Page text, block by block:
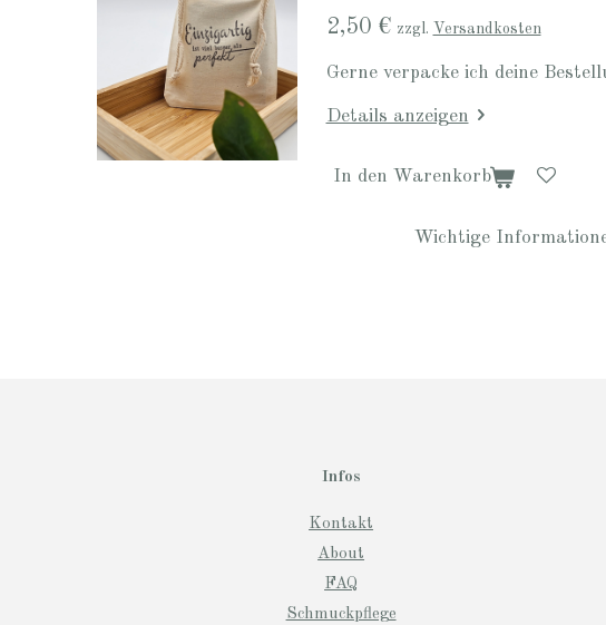
2,50 € zzgl. Versandkosten
Gerne verpacke ich deine
Details anzeigen
In den Warenkorb
Wichtige
Infos
Kontakt
About
FAQ
Schmuckpflege